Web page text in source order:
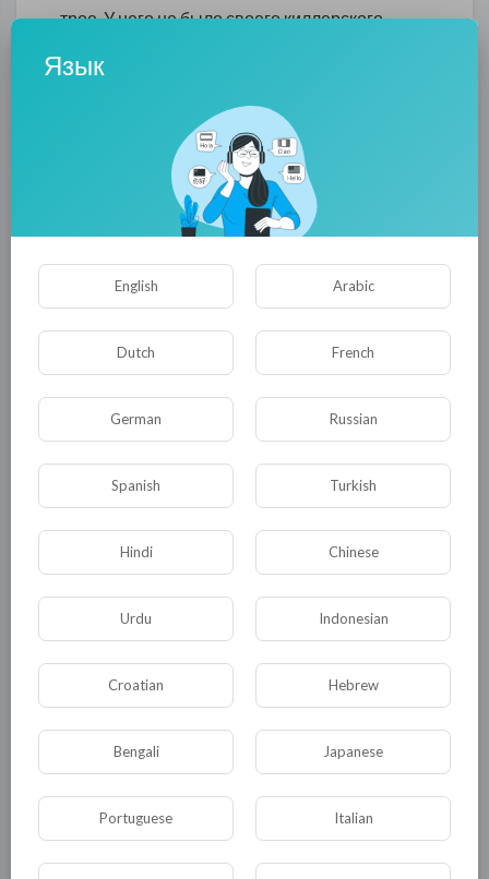
трое. У него не было своего киллерского
зарубки количества побед, так как для него
главным было не восхищенные взгляды
собратьев по цеху, а счет в банке.
Наш киллер не был продажный и убивал за
идею, поэтому к работе подходил
Ему не было безразлично в кого стрелять и
главное для него был результат. Так как ему
не платили за количество, то и убивал
столько, сколько было в прицеле. У него был
свой киллерский почерк, ему очень
нравились зарубки на цевье – количество
убитых врагов, нравилось быть
"покрышкиным от винтовки", нравились
банке для него никакого значения не имел –
счетом пользовалась жена.
Опубликовать
Язык
English Arabic
Dutch French
German Russian
Spanish Turkish
Hindi Chinese
Urdu Indonesian
Croatian Hebrew
Bengali Japanese
Portuguese Italian